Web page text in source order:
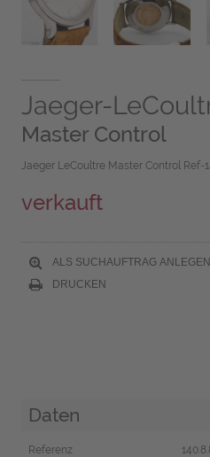
Jaeger-
Master Control
Jaeger LeCoultre Master Control Ref-
verkauft
ALS SUCHAUFTRAG ANLEGEN
DRUCKEN
Daten
Referenz